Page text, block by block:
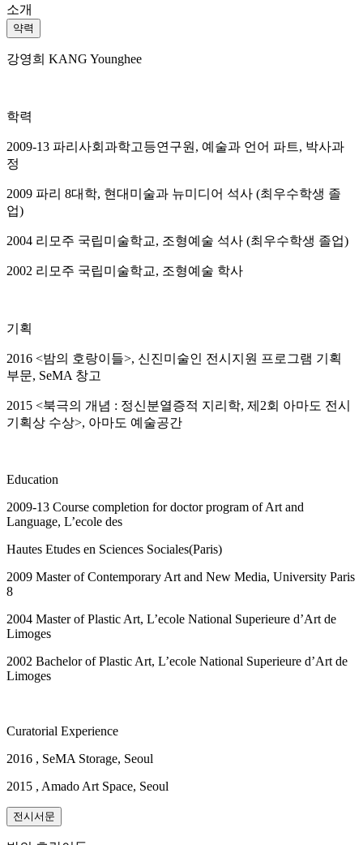
소개
약력
강영희 KANG Younghee
학력
2009-13 파리사회과학고등연구원, 예술과 언어 파트, 박사과
정
2009 파리 8대학, 현대미술과 뉴미디어 석사 (최우수학생 졸
업)
2004 리모주 국립미술학교, 조형예술 석사 (최우수학생 졸업)
2002 리모주 국립미술학교, 조형예술 학사
기획
2016 <밤의 호랑이들>, 신진미술인 전시지원 프로그램 기획
부문, SeMA 창고
2015 <북극의 개념 : 정신분열증적 지리학, 제2회 아마도 전시
기획상 수상>, 아마도 예술공간
Education
2009-13 Course completion for doctor program of Art and
Language, L’ecole des
Hautes Etudes en Sciences Sociales(Paris)
2009 Master of Contemporary Art and New Media, University Paris
8
2004 Master of Plastic Art, L’ecole National Superieure d’Art de
Limoges
2002 Bachelor of Plastic Art, L’ecole National Superieure d’Art de
Limoges
Curatorial Experience
2016 , SeMA Storage, Seoul
2015 , Amado Art Space, Seoul
전시서문